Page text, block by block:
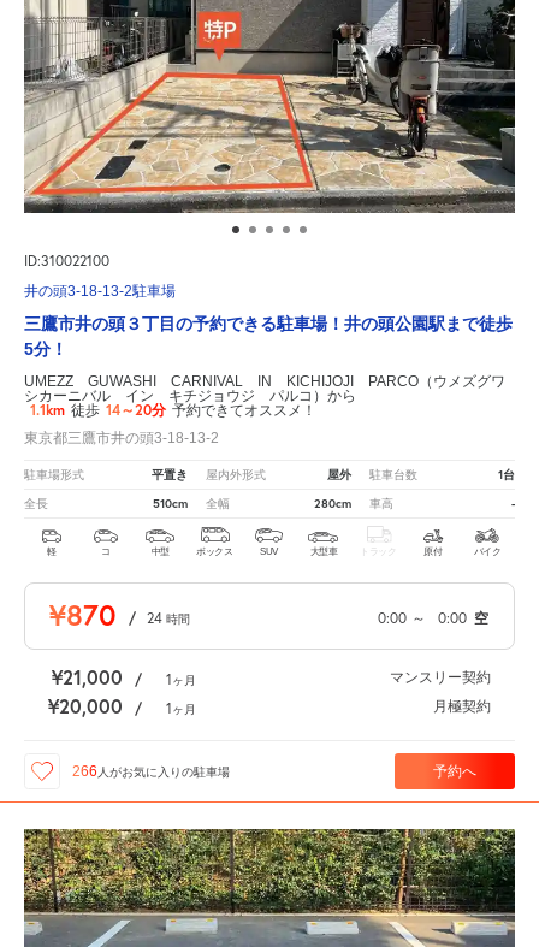
ID:310022100
井の頭3-18-13-2駐車場
三鷹市井の頭３丁目の予約できる駐車場！井の頭公園駅まで徒歩
5分！
UMEZZ GUWASHI CARNIVAL IN KICHIJOJI PARCO（ウメズグワ
シカーニバル イン キチジョウジ パルコ）から
1.1km 徒歩 14～20分 予約できてオススメ！
東京都三鷹市井の頭3-18-13-2
駐車場形式 平置き 屋内外形式 屋外 駐車台数 1台
全長 510cm 全幅 280cm 車高 -
軽 コ 中型 ボックス SUV 大型車 トラック 原付 バイク
¥870 / 24 時間 0:00 ～ 0:00 空
¥21,000 / 1ヶ月 マンスリー契約
¥20,000 / 1ヶ月 月極契約
266 人がお気に入りの駐車場 予約へ